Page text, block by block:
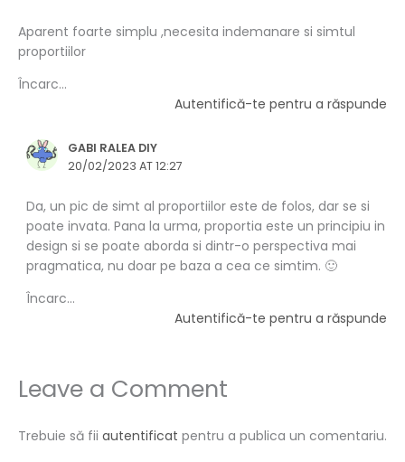
Aparent foarte simplu ,necesita indemanare si simtul
proportiilor
Încarc...
Autentifică-te pentru a răspunde
GABI RALEA DIY
20/02/2023 AT 12:27
Da, un pic de simt al proportiilor este de folos, dar se si
poate invata. Pana la urma, proportia este un principiu in
design si se poate aborda si dintr-o perspectiva mai
pragmatica, nu doar pe baza a cea ce simtim. 🙂
Încarc...
Autentifică-te pentru a răspunde
Leave a Comment
Trebuie să fii autentificat pentru a publica un comentariu.